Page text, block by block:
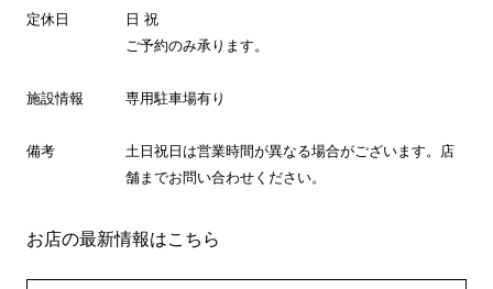
定休日
日 祝
ご予約のみ承ります。
施設情報 専用駐車場有り
備考
土日祝日は営業時間が異なる場合がございます。店
舗までお問い合わせください。
お店の最新情報はこちら